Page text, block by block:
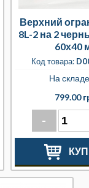
Верхний
8L-2 на 2
60х40
Код товара:
На
799.00
-